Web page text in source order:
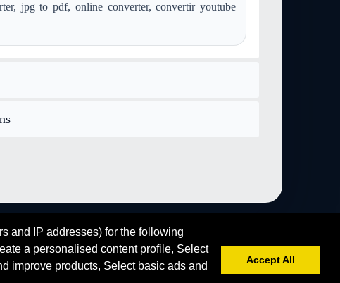
and IP addresses) for the following
a personalised content profile, Select
improve products, Select basic ads and
Accept All
quicktime Konvertieren wmv in video-quicktime
quicktime
quicktime
quicktime
jpg to pdf, online converter, convertir youtube